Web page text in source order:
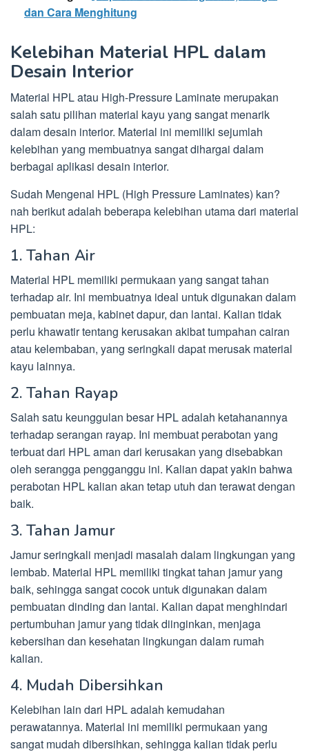
dan Cara Menghitung
Kelebihan Material HPL dalam
Desain Interior
Material HPL atau High-Pressure Laminate merupakan
salah satu pilihan material kayu yang sangat menarik
dalam desain interior. Material ini memiliki sejumlah
kelebihan yang membuatnya sangat dihargai dalam
berbagai aplikasi desain interior.
Sudah Mengenal HPL (High Pressure Laminates) kan?
nah berikut adalah beberapa kelebihan utama dari material
HPL:
1. Tahan Air
Material HPL memiliki permukaan yang sangat tahan
terhadap air. Ini membuatnya ideal untuk digunakan dalam
pembuatan meja, kabinet dapur, dan lantai. Kalian tidak
perlu khawatir tentang kerusakan akibat tumpahan cairan
atau kelembaban, yang seringkali dapat merusak material
kayu lainnya.
2. Tahan Rayap
Salah satu keunggulan besar HPL adalah ketahanannya
terhadap serangan rayap. Ini membuat perabotan yang
terbuat dari HPL aman dari kerusakan yang disebabkan
oleh serangga pengganggu ini. Kalian dapat yakin bahwa
perabotan HPL kalian akan tetap utuh dan terawat dengan
baik.
3. Tahan Jamur
Jamur seringkali menjadi masalah dalam lingkungan yang
lembab. Material HPL memiliki tingkat tahan jamur yang
baik, sehingga sangat cocok untuk digunakan dalam
pembuatan dinding dan lantai. Kalian dapat menghindari
pertumbuhan jamur yang tidak diinginkan, menjaga
kebersihan dan kesehatan lingkungan dalam rumah
kalian.
4. Mudah Dibersihkan
Kelebihan lain dari HPL adalah kemudahan
perawatannya. Material ini memiliki permukaan yang
sangat mudah dibersihkan, sehingga kalian tidak perlu